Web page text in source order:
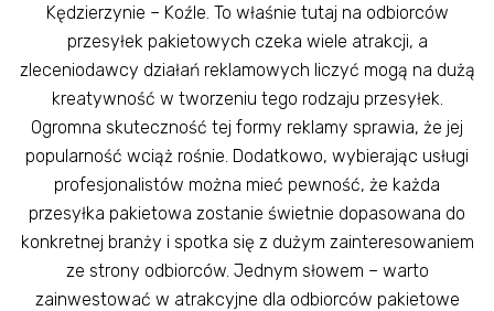
Kędzierzynie – Koźle. To właśnie tutaj na odbiorców
przesyłek pakietowych czeka wiele atrakcji, a
zleceniodawcy działań reklamowych liczyć mogą na dużą
kreatywność w tworzeniu tego rodzaju przesyłek.
Ogromna skuteczność tej formy reklamy sprawia, że jej
popularność wciąż rośnie. Dodatkowo, wybierając usługi
profesjonalistów można mieć pewność, że każda
przesyłka pakietowa zostanie świetnie dopasowana do
konkretnej branży i spotka się z dużym zainteresowaniem
ze strony odbiorców. Jednym słowem – warto
zainwestować w atrakcyjne dla odbiorców pakietowe